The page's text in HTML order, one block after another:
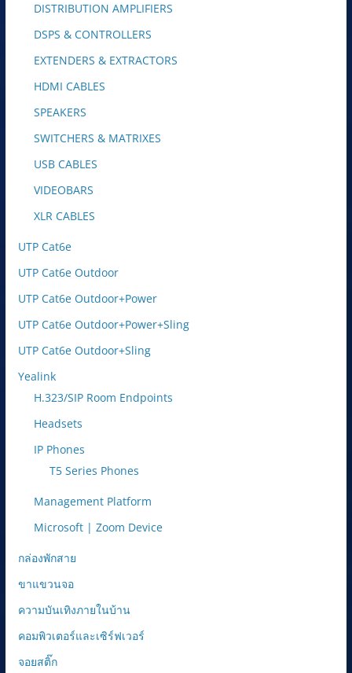
DISTRIBUTION AMPLIFIERS
DSPS & CONTROLLERS
EXTENDERS & EXTRACTORS
HDMI CABLES
SPEAKERS
SWITCHERS & MATRIXES
USB CABLES
VIDEOBARS
XLR CABLES
UTP Cat6e
UTP Cat6e Outdoor
UTP Cat6e Outdoor+Power
UTP Cat6e Outdoor+Power+Sling
UTP Cat6e Outdoor+Sling
Yealink
H.323/SIP Room Endpoints
Headsets
IP Phones
T5 Series Phones
Management Platform
Microsoft | Zoom Device
กล่องพักสาย
ขาแขวนจอ
ความบันเทิงภายในบ้าน
คอมพิวเตอร์และเซิร์ฟเวอร์
จอยสติ๊ก